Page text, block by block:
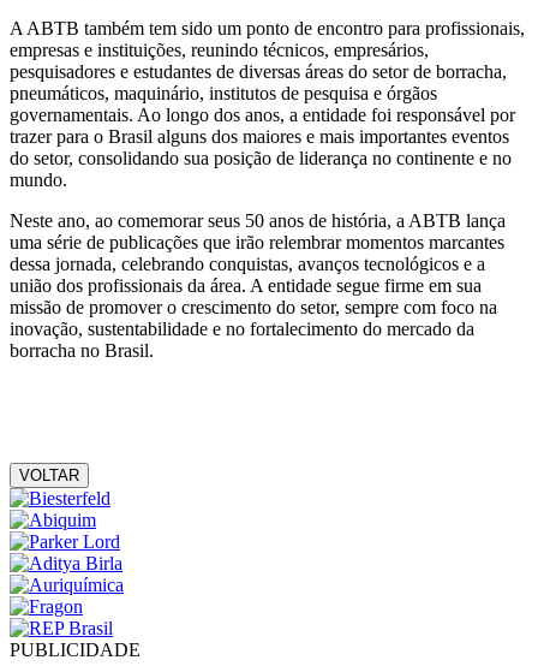
A ABTB também tem sido um ponto de encontro para profissionais,
empresas e instituições, reunindo técnicos, empresários,
pesquisadores e estudantes de diversas áreas do setor de borracha,
pneumáticos, maquinário, institutos de pesquisa e órgãos
governamentais. Ao longo dos anos, a entidade foi responsável por
trazer para o Brasil alguns dos maiores e mais importantes eventos
do setor, consolidando sua posição de liderança no continente e no
mundo.
Neste ano, ao comemorar seus 50 anos de história, a ABTB lança
uma série de publicações que irão relembrar momentos marcantes
dessa jornada, celebrando conquistas, avanços tecnológicos e a
união dos profissionais da área. A entidade segue firme em sua
missão de promover o crescimento do setor, sempre com foco na
inovação, sustentabilidade e no fortalecimento do mercado da
borracha no Brasil.
VOLTAR
PUBLICIDADE